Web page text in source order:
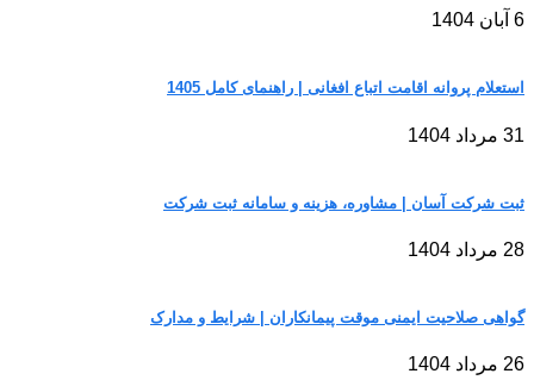
6 آبان 1404
استعلام پروانه اقامت اتباع افغانی | راهنمای کامل 1405
31 مرداد 1404
ثبت شرکت آسان | مشاوره، هزینه و سامانه ثبت شرکت
28 مرداد 1404
گواهی صلاحیت ایمنی موقت پیمانکاران | شرایط و مدارک
26 مرداد 1404